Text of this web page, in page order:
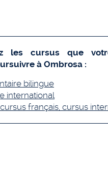
les cursus que
à Ombrosa :
bilingue
international
français, cursus